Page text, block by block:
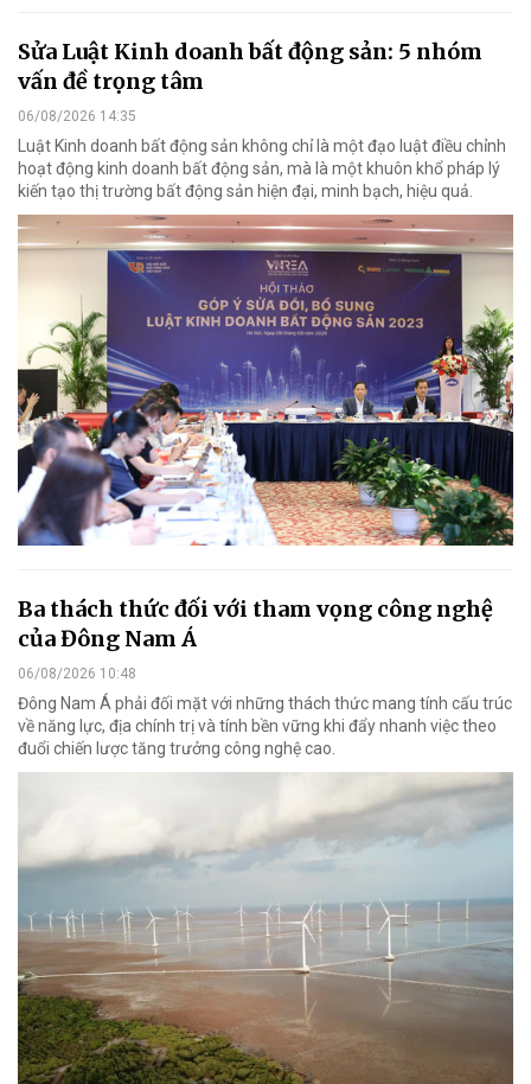
Sửa Luật Kinh doanh bất động sản: 5 nhóm
vấn đề trọng tâm
06/08/2026 14:35
Luật Kinh doanh bất động sản không chỉ là một đạo luật điều chỉnh
hoạt động kinh doanh bất động sản, mà là một khuôn khổ pháp lý
kiến tạo thị trường bất động sản hiện đại, minh bạch, hiệu quả.
Ba thách thức đối với tham vọng công nghệ
của Đông Nam Á
06/08/2026 10:48
Đông Nam Á phải đối mặt với những thách thức mang tính cấu trúc
về năng lực, địa chính trị và tính bền vững khi đẩy nhanh việc theo
đuổi chiến lược tăng trưởng công nghệ cao.